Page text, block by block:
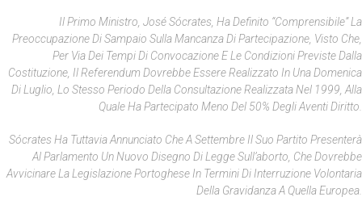
Il Primo Ministro, José Sócrates, Ha Definito “comprensibile” La
Preoccupazione Di Sampaio Sulla Mancanza Di Partecipazione, Visto Che,
Per Via Dei Tempi Di Convocazione E Le Condizioni Previste Dalla
Costituzione, Il Referendum Dovrebbe Essere Realizzato In Una Domenica
Di Luglio, Lo Stesso Periodo Della Consultazione Realizzata Nel 1999, Alla
Quale Ha Partecipato Meno Del 50% Degli Aventi Diritto.
Sócrates Ha Tuttavia Annunciato Che A Settembre Il Suo Partito Presenterà
Al Parlamento Un Nuovo Disegno Di Legge Sull’aborto, Che Dovrebbe
Avvicinare La Legislazione Portoghese In Termini Di Interruzione Volontaria
Della Gravidanza A Quella Europea.